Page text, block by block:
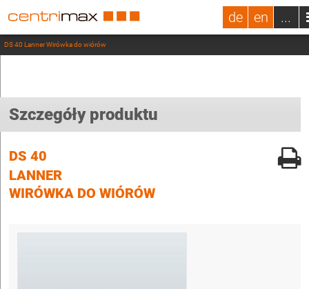
de en ...
DS 40 Lanner Wirówka do wiórów
Szczegóły produktu
DS 40
LANNER
WIRÓWKA DO WIÓRÓW